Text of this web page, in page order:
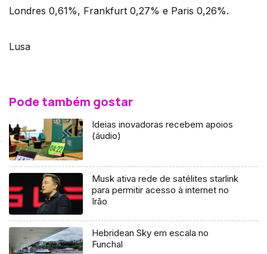
Londres 0,61%, Frankfurt 0,27% e Paris 0,26%.
Lusa
Pode também gostar
Ideias inovadoras recebem apoios
(áudio)
Musk ativa rede de satélites starlink
para permitir acesso à internet no
Irão
Hebridean Sky em escala no
Funchal